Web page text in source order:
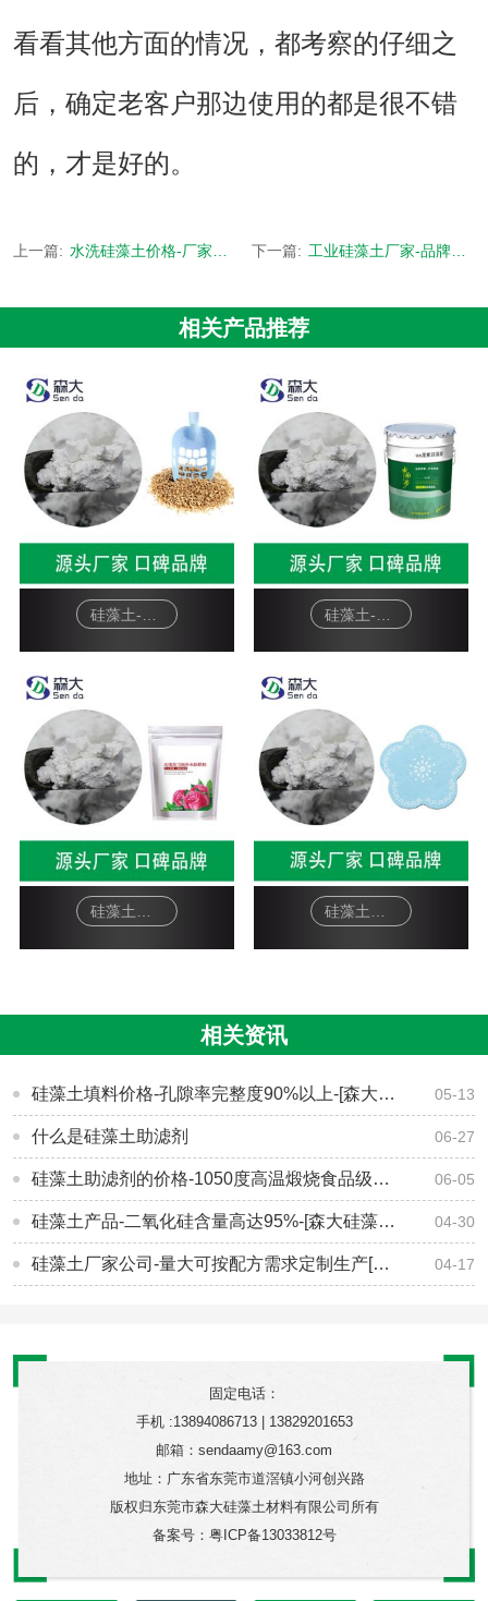
看看其他方面的情况，都考察的仔细之
后，确定老客户那边使用的都是很不错
的，才是好的。
上一篇: 下一篇: 工业硅藻土厂家-品牌厂家，多年经营-[森大硅藻土]
相关产品推荐
硅藻土面膜-软膜粉 硅藻土工艺品-杯垫
相关资讯
硅藻土填料价格-孔隙率完整度90%以上-[森大硅藻土] 05-13
什么是硅藻土助滤剂 06-27
硅藻土助滤剂的价格-1050度高温煅烧食品级硅藻土-[森大硅藻土] 06-05
硅藻土产品-二氧化硅含量高达95%-[森大硅藻土] 04-30
硅藻土厂家公司-量大可按配方需求定制生产[森大硅藻土] 04-17
固定电话：
手机 :13894086713 | 13829201653
邮箱：sendaamy@163.com
地址：广东省东莞市道滘镇小河创兴路
版权归东莞市森大硅藻土材料有限公司所有
备案号： 粤ICP备13033812号